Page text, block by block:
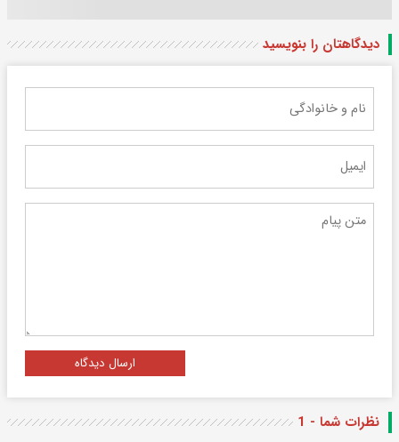
دیدگاهتان را بنویسید
ارسال دیدگاه
نظرات شما - 1